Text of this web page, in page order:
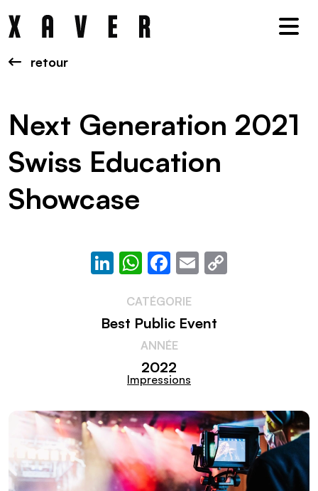
retour
Next Generation 2021
Swiss Education
Showcase
LinkedIn
WhatsApp
Facebook
Email
CATÉGORIE
Best Public Event
ANNÉE
2022
Impressions